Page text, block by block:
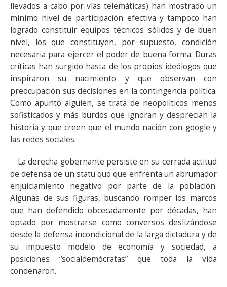
llevados a cabo por vías telemáticas) han mostrado un
mínimo nivel de participación efectiva y tampoco han
logrado constituir equipos técnicos sólidos y de buen
nivel, los que constituyen, por supuesto, condición
necesaria para ejercer el poder de buena forma. Duras
críticas han surgido hasta de los propios ideólogos que
inspiraron su nacimiento y que observan con
preocupación sus decisiones en la contingencia política.
Como apuntó alguien, se trata de neopolíticos menos
sofisticados y más burdos que ignoran y desprecian la
historia y que creen que el mundo nación con google y
las redes sociales.
La derecha gobernante persiste en su cerrada actitud
de defensa de un statu quo que enfrenta un abrumador
enjuiciamiento negativo por parte de la población.
Algunas de sus figuras, buscando romper los marcos
que han defendido obcecadamente por décadas, han
optado por mostrarse como conversos deslizándose
desde la defensa incondicional de la larga dictadura y de
su impuesto modelo de economía y sociedad, a
posiciones “socialdemócratas” que toda la vida
condenaron.